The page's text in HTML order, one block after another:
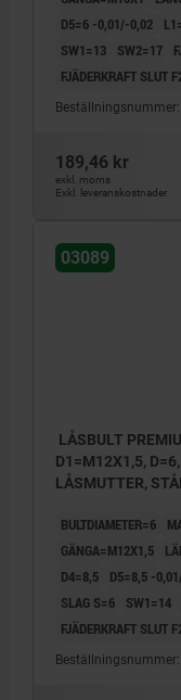
D5=6 -0,01/-0,02
SW1=13
SW2=17
FJÄDERKRAFT SLUT
Beställningsnummer:
189,46 kr
exkl. moms
Exkl. leveranskostnader
03089
LÅSBULT
D1=M12X1,5,
LÅSMUTTER,
BULTDIAMETER=6
GÄNGA=M12X1,5
D4=8,5
D5=8,5 -
SLAG S=6
SW1=14
FJÄDERKRAFT SLUT
Beställningsnummer: